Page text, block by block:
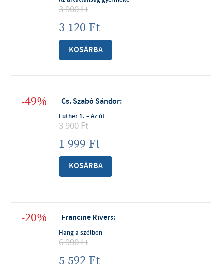
3 900Ft
3 120 Ft
KOSÁRBA
-49% Cs. Szabó Sándor:
Luther 1. – Az út
3 900Ft
1 999 Ft
KOSÁRBA
-20% Francine Rivers:
Hang a szélben
6 990Ft
5 592 Ft